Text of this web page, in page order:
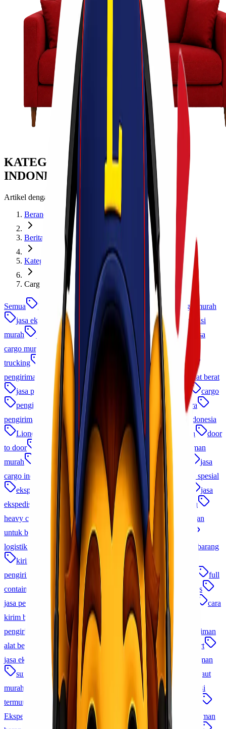
KATEGORI: CARGO UDARA
INDONESIA
Artikel dengan topik Cargo Udara Indonesia
Beranda
Berita dan Informasi
Kategori
Cargo Udara Indonesia
Semua lionel express cargo murah
ekspedisi cargo murah
jasa ekspedisi
jasa cargo ekspedisi cargo
ekspedisi
murah
jasa kirim barang jasa ekspedisi terpercaya
jasa
cargo murah
jasa kirim jasa pengiriman barang
jasa
trucking
logistik indonesia cargo udara
ekspedisi
pengiriman antar pulau
jasa pengiriman alat berat
jasa pengiriman
logistik b2b Pengiriman Barang
cargo
pengiriman frozen food
cargo laut udara
pengiriman cepat
ekspedisi murah indonesia
cargo indonesia
Lionel Cargo
ekspedisi udara asuransi pengiriman
door
to door
jasa pengiriman cargo logistik
jasa pengiriman
murah
Cargo Murah Indonesia ekspedisi terpercaya
jasa
cargo indonesia
distribusi nasional
pengiriman produk spesial
ekspedisi jakarta
pengiriman cargo kirim barang
jasa
ekspedisi murah
jasa cargo udara
ekspedisi antar pulau
heavy cargo
charter cargo ekspedisi cepat
pengiriman
untuk bisnis
logistik proyek
Cargo Udara Indonesia
logistik b2b indonesia
jasa kirim perusahaan
distribusi barang
kirim barang lewat udara
jasa pengiriman udara
pengiriman barang elektronik
pengiriman via udara
full
container load
memilih jasa cargo
cek resi lionel express
jasa pengiriman domestik
tips kirim barang ke luar negeri
cara
kirim barang ke luar negeri
kirim barang ke luar negeri
pengiriman cargo udara
jasa pengiriman pakaian
pengiriman
alat berat
pengiriman sparepart
jasa pengiriman sparepart
jasa ekspedisi jakarta
cargo udara murah
promo pengiriman
surabaya makassar
trucking surabaya jakarta
cargo laut
murah
jakarta makassar jasa ekspedisi cargo
ekspedisi
termurah
Cargo Cepat dan Aman
jasa pengiriman cepat
Ekspedisi Laut Udara
pengiriman alat kesehatan
pengiriman